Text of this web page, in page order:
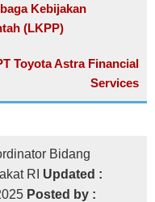
Kebijakan
(LKPP)
Toyota Astra Financial
Services
Bidang
RI Updated :
Posted by :